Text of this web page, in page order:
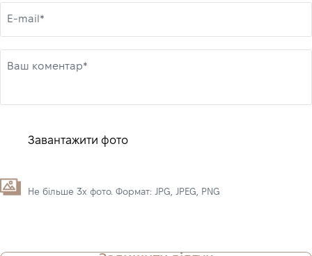
E-mail*
Ваш коментар*
Завантажити фото
Не більше 3х фото. Формат: JPG, JPEG, PNG